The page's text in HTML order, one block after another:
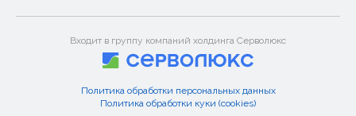
Входит в группу компаний холдинга Серволюкс
Политика обработки персональных данных
Политика обработки куки (cookies)